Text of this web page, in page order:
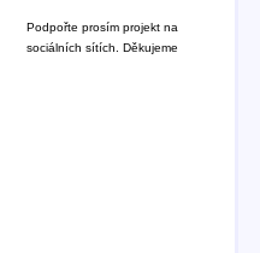
Podpořte prosím projekt na
sociálních sítích. Děkujeme